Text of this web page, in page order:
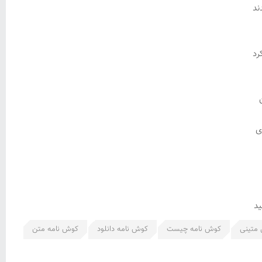
متینی کوش نامه چیست کوش نامه دانلود کوش نامه متن